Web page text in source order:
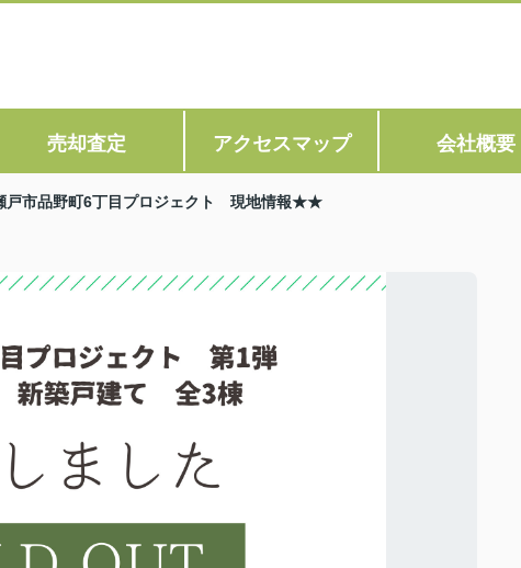
売却査定 アクセスマップ 会社概要
市品野町6丁目プロジェクト 現地情報★★